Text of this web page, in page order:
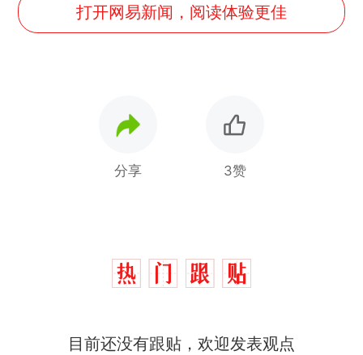
打开网易新闻，阅读体验更佳
分享 3赞
目前还没有跟贴，欢迎发表观点